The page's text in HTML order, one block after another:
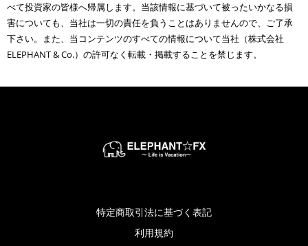
べて投資家の皆様へ帰属します。当該情報に基づいて被ったいかなる損
害についても、当社は一切の責任を負うことはありませんので、ご了承
下さい。また、当コンテンツのすべての情報について当社（株式会社
ELEPHANT & Co.）の許可なく転載・掲載することを禁じます。
特定商取引法に基づく表記
利用規約